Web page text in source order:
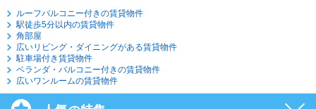
ルーフバルコニー付きの賃貸物件
駅徒歩5分以内の賃貸物件
角部屋
広いリビング・ダイニングがある賃貸物件
駐車場付き賃貸物件
ベランダ・バルコニー付きの賃貸物件
広いワンルームの賃貸物件